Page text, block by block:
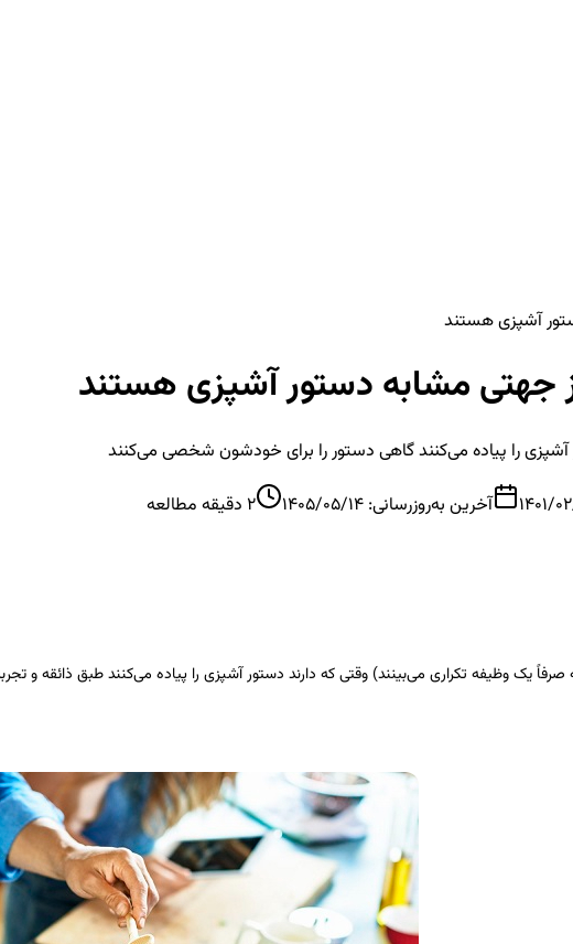
آشپزی هستند
جهتی مشابه دستور آشپزی هستند
را پیاده می‌کنند گاهی دستور را برای خودشون شخصی می‌کنند
1401/ آخرین به‌روزرسانی: 1405/05/14
2 دقیقه مطالعه
یک وظیفه تکراری می‌بینند) وقتی که دارند دستور آشپزی را پیاده می‌کنند طبق ذائقه و